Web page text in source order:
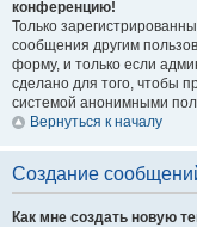
конференцию!
Только
сообщения другим
форму, и только если
сделано для того, чтобы
системой анонимными
Вернуться к началу
Создание
Как мне создать новую